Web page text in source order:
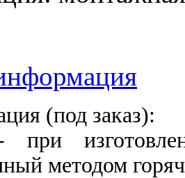
(под заказ):
при
методом